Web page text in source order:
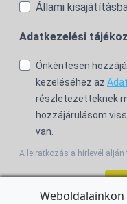
Állami
Adatkezelési
Önkéntesen
kezeléséhez az
részletezetteknek
hozzájárulásom
van.
A leiratkozás a hírlevél